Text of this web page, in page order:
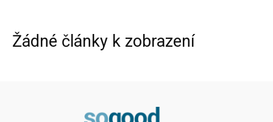
Žádné články k zobrazení